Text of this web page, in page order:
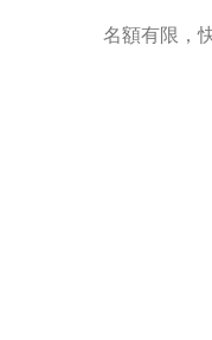
名額有限，